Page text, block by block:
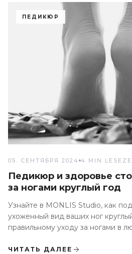
ПЕДИКЮР
05. СЕНТЯБРЯ 2024 4 MIN
Педикюр и здоровье
за ногами круглый год
Узнайте в MONLIS Studio, как
ухоженный вид ваших ног
правильному уходу за ногами в
ЧИТАТЬ ДАЛЕЕ